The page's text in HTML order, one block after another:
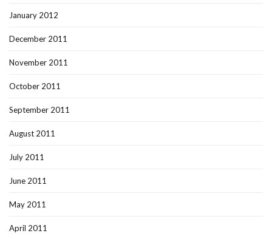
January 2012
December 2011
November 2011
October 2011
September 2011
August 2011
July 2011
June 2011
May 2011
April 2011